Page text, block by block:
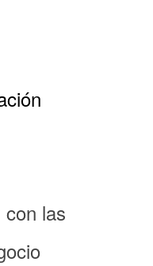
con las